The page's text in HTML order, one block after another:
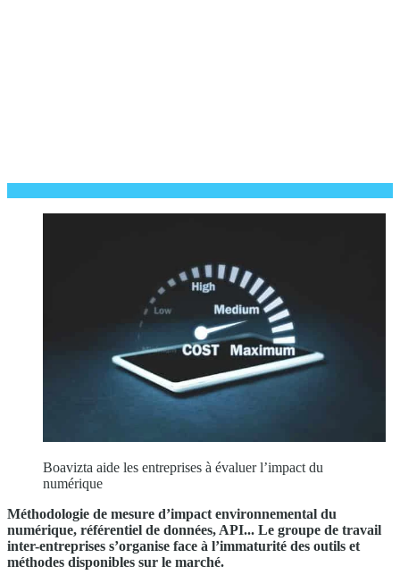
Boavizta aide les entreprises à évaluer l’impact du
numérique
Méthodologie de mesure d’impact environnemental du
numérique, référentiel de données, API... Le groupe de travail
inter-entreprises s’organise face à l’immaturité des outils et
méthodes disponibles sur le marché.